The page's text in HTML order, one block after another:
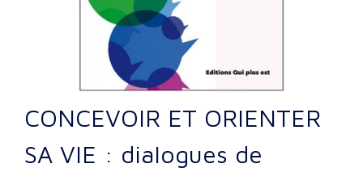
CONCEVOIR ET ORIENTER
SA VIE : dialogues de